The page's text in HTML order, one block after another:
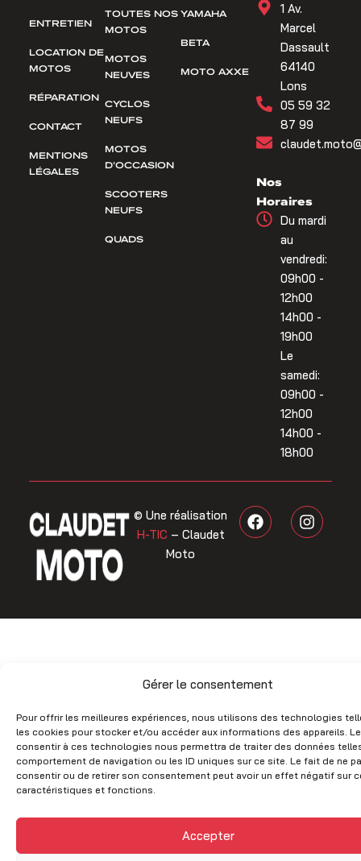
Gérer le consentement
Pour offrir les meilleures expériences, nous utilisons des technologies
les cookies pour stocker et/ou accéder aux informations des appareils.
consentir à ces technologies nous permettra de traiter des données
comportement de navigation ou les ID uniques sur ce site. Le fait de ne
consentir ou de retirer son consentement peut avoir un effet négatif sur
caractéristiques et fonctions.
Accepter
ENTRETIEN
LOCATION DE
MOTOS
RÉPARATION
CONTACT
MENTIONS
LÉGALES
TOUTES NOS
MOTOS
MOTOS
NEUVES
CYCLOS
NEUFS
MOTOS
D’OCCASION
SCOOTERS
NEUFS
QUADS
YAMAHA
BETA
MOTO AXXE
1 Av.
Marcel
Dassault
64140
Lons
05 59 32
87 99
Nos
Horaires
Du mardi
au
vendredi:
09h00 -
12h00
14h00 -
19h00
Le
samedi:
09h00 -
12h00
14h00 -
18h00
© Une réalisation
H-TIC – Claudet
Moto
F
a
c
k
I
n
s
a